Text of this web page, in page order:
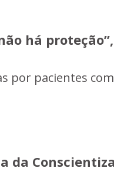
há
por pacientes
da